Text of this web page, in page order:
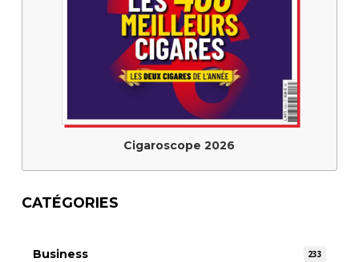
Cigaroscope 2026
CATÉGORIES
Business 233